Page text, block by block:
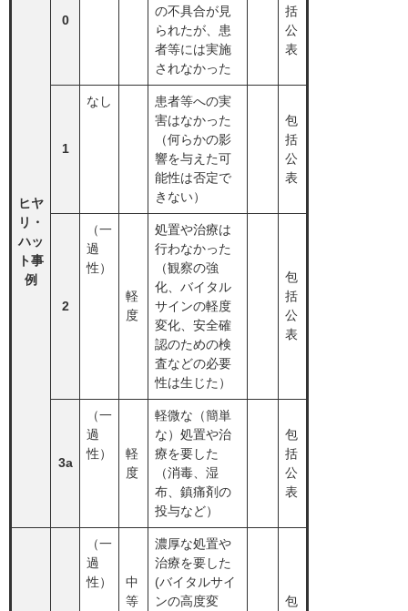
ヒヤ
リ・
ハッ
ト事
例
0
の不具合が見
られたが、患
者等には実施
されなかった
括
公
表
1
なし
患者等への実
害はなかった
（何らかの影
響を与えた可
能性は否定で
きない）
包
括
公
表
2
（一
過
性）
軽
度
処置や治療は
行わなかった
（観察の強
化、バイタル
サインの軽度
変化、安全確
認のための検
査などの必要
性は生じた）
包
括
公
表
3a
（一
過
性）
軽
度
軽微な（簡単
な）処置や治
療を要した
（消毒、湿
布、鎮痛剤の
投与など）
包
括
公
表
（一
過
性）
中
等
濃厚な処置や
治療を要した
(バイタルサイ
ンの高度変
包